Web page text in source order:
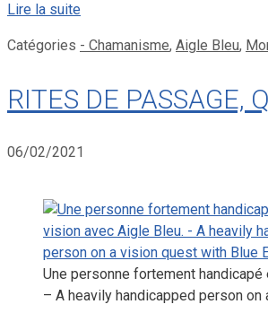
Lire la suite
Catégories - Chamanisme, Aigle Bleu,
RITES DE PASSAGE,
06/02/2021
Une personne fortement handicapé
– A heavily handicapped person on